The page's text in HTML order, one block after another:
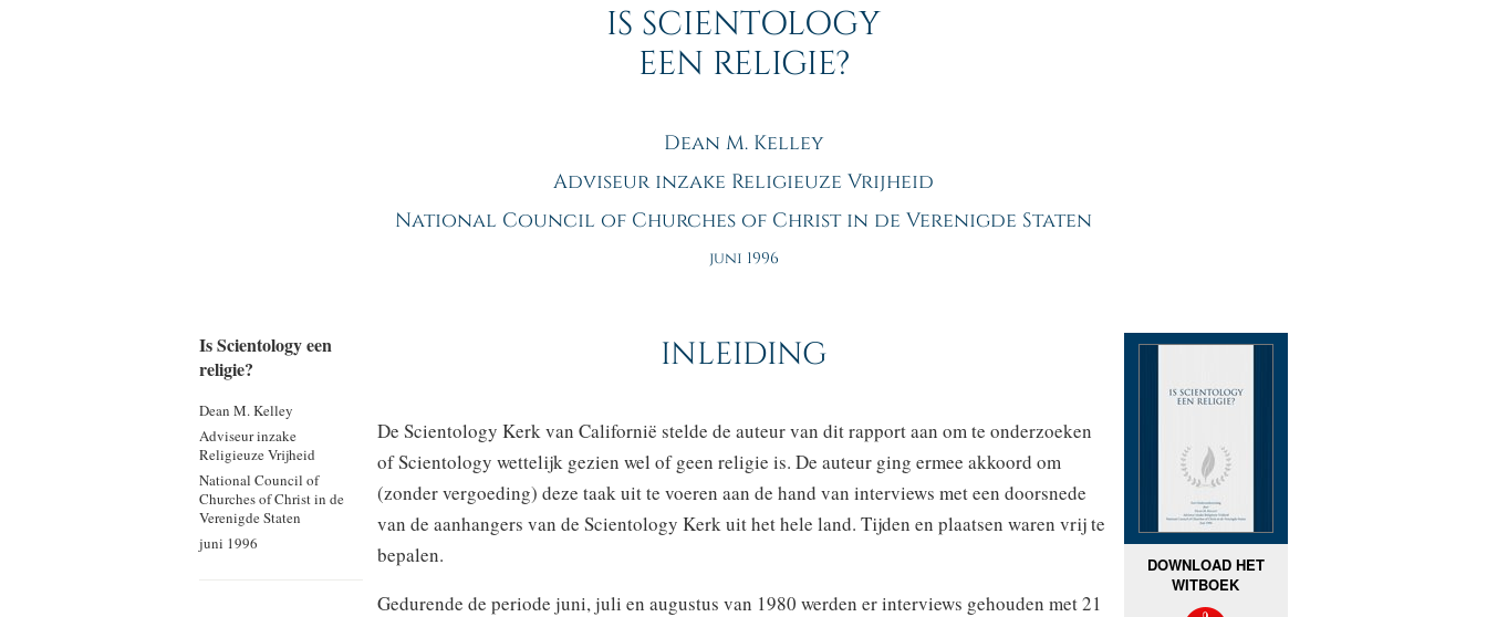
IS SCIENTOLOGY
EEN RELIGIE?
Dean M. Kelley
Adviseur inzake Religieuze Vrijheid
National Council of Churches of Christ in de Verenigde Staten
juni 1996
Is Scientology een
religie?
Dean M. Kelley
Adviseur inzake
Religieuze Vrijheid
National Council of
Churches of Christ in de
Verenigde Staten
juni 1996
INLEIDING
De Scientology Kerk van Californië stelde de auteur van dit rapport aan om te onderzoeken
of Scientology wettelijk gezien wel of geen religie is. De auteur ging ermee akkoord om
(zonder vergoeding) deze taak uit te voeren aan de hand van interviews met een doorsnede
van de aanhangers van de Scientology Kerk uit het hele land. Tijden en plaatsen waren vrij te
bepalen.
Gedurende de periode juni, juli en augustus van 1980 werden er interviews gehouden met 21
DOWNLOAD HET
WITBOEK